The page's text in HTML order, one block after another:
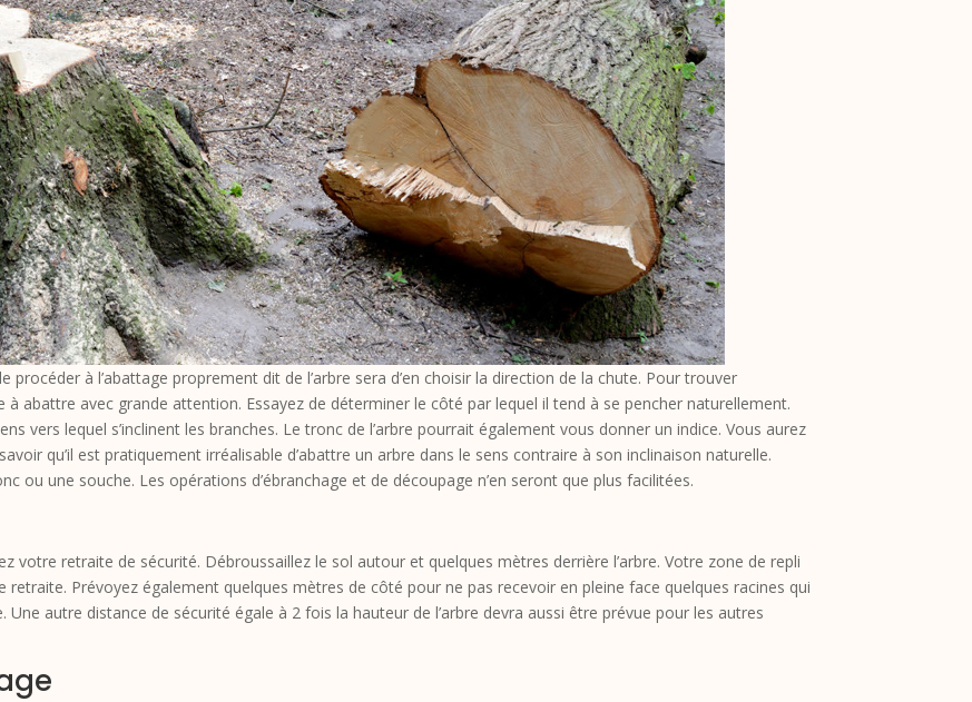
à l’abattage proprement dit de l’arbre sera d’en choisir la direction de la chute. Pour trouver
à abattre avec grande attention. Essayez de déterminer le côté par lequel il tend à se pencher naturellement.
vers lequel s’inclinent les branches. Le tronc de l’arbre pourrait également vous donner un indice. Vous aurez
qu’il est pratiquement irréalisable d’abattre un arbre dans le sens contraire à son inclinaison naturelle.
ou une souche. Les opérations d’ébranchage et de découpage n’en seront que plus facilitées.
votre retraite de sécurité. Débroussaillez le sol autour et quelques mètres derrière l’arbre. Votre zone de repli
Prévoyez également quelques mètres de côté pour ne pas recevoir en pleine face quelques racines qui
autre distance de sécurité égale à 2 fois la hauteur de l’arbre devra aussi être prévue pour les autres